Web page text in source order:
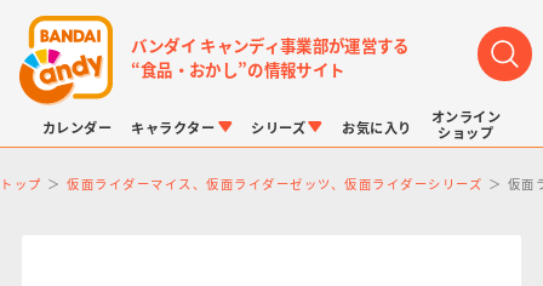
バンダイ キャンディ事業部が運営する
“食品・おかし”の情報サイト
カレンダー キャラクター シリーズ お気に入り
オンライン
ショップ
トップ 仮面ライダーマイス、仮面ライダーゼッツ、仮面ライダーシリーズ 仮面